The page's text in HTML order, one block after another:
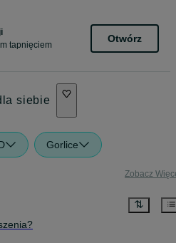
tapnięciem
Otwórz
siebie
Gorlice
Zobacz